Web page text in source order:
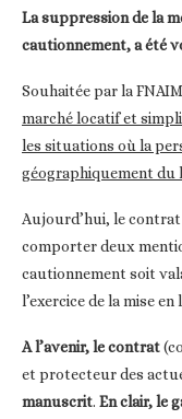
La suppression de la
cautionnement, a été
Souhaitée par la
marché locatif et
les situations où la
géographiquement du
Aujourd’hui, le
comporter deux
cautionnement soit
l’exercice de la mise en
A l’avenir, le contrat
et protecteur des
manuscrit. En clair, le